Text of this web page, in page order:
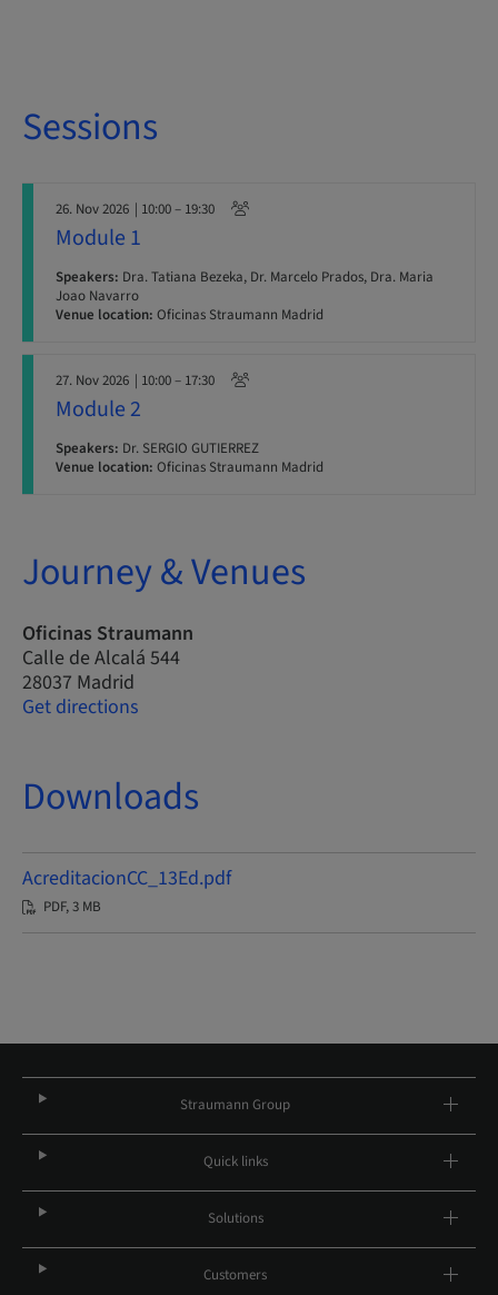
Sessions
26. Nov 2026 | 10:00 – 19:30
Module 1
Speakers: Dra. Tatiana Bezeka, Dr. Marcelo Prados, Dra. Maria
Joao Navarro
Venue location: Oficinas Straumann Madrid
27. Nov 2026 | 10:00 – 17:30
Module 2
Speakers: Dr. SERGIO GUTIERREZ
Venue location: Oficinas Straumann Madrid
Journey & Venues
Oficinas Straumann
Calle de Alcalá 544
28037 Madrid
Get directions
Downloads
AcreditacionCC_13Ed.pdf
PDF, 3 MB
Straumann Group
Quick links
Solutions
Customers